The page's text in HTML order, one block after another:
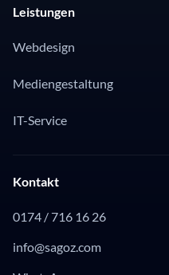
Leistungen
Webdesign
Mediengestaltung
IT-Service
Kontakt
0174 / 716 16 26
info@sagoz.com